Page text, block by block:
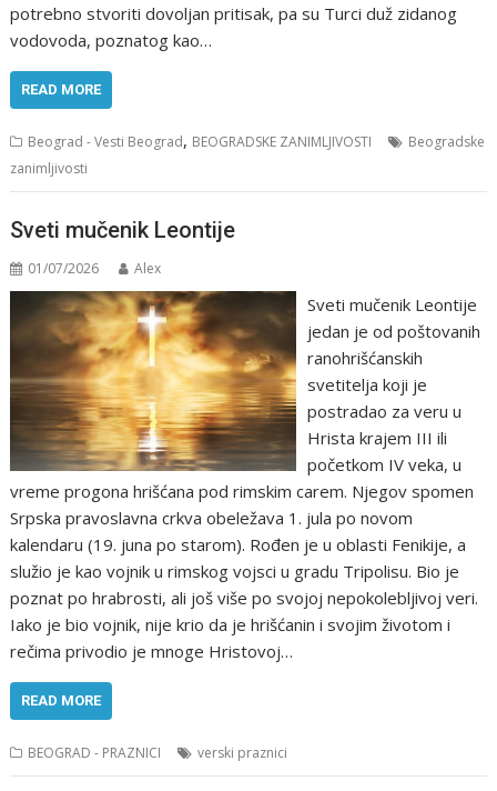
potrebno stvoriti dovoljan pritisak, pa su Turci duž zidanog
vodovoda, poznatog kao…
READ MORE
Beograd - Vesti Beograd, BEOGRADSKE ZANIMLJIVOSTI
Beogradske
zanimljivosti
Sveti mučenik Leontije
01/07/2026 Alex
Sveti mučenik Leontije
jedan je od poštovanih
ranohrišćanskih
svetitelja koji je
postradao za veru u
Hrista krajem III ili
početkom IV veka, u
vreme progona hrišćana pod rimskim carem. Njegov spomen
Srpska pravoslavna crkva obeležava 1. jula po novom
kalendaru (19. juna po starom). Rođen je u oblasti Fenikije, a
služio je kao vojnik u rimskog vojsci u gradu Tripolisu. Bio je
poznat po hrabrosti, ali još više po svojoj nepokolebljivoj veri.
Iako je bio vojnik, nije krio da je hrišćanin i svojim životom i
rečima privodio je mnoge Hristovoj…
READ MORE
BEOGRAD - PRAZNICI verski praznici